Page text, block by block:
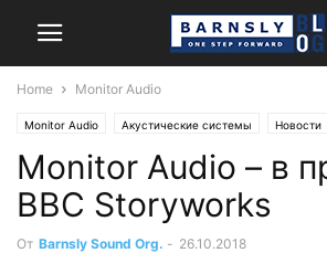
Home Monitor Audio
Monitor Audio Акустические системы Новости
Monitor Audio – в
BBC Storyworks
От Barnsly Sound Org. - 26.10.2018